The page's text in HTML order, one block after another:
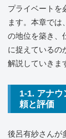
プライベートを
ます。本章では
の地位を築き、
に捉えているの
解説していきま
1-1. アナ
頼と評価
後呂有紗さんが